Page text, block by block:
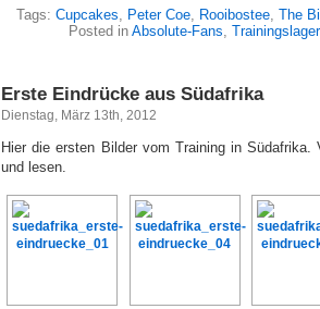
Tags: Cupcakes, Peter Coe, Rooibostee, The
Posted in Absolute-Fans, Trainingslager
Erste Eindrücke aus Südafrika
Dienstag, März 13th, 2012
Hier die ersten Bilder vom Training in Südafrika.
und lesen.